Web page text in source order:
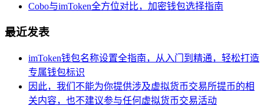
Cobo与imToken全方位对比，加密钱包选择指南
最近发表
imToken钱包名称设置全指南，从入门到精通，轻松打造
专属钱包标识
因此，我们不能为你提供涉及虚拟货币交易所提币的相
关内容，也不建议参与任何虚拟货币交易活动